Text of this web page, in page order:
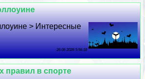
> Интересные
26 06 2026 5:56:18
правил в спорте